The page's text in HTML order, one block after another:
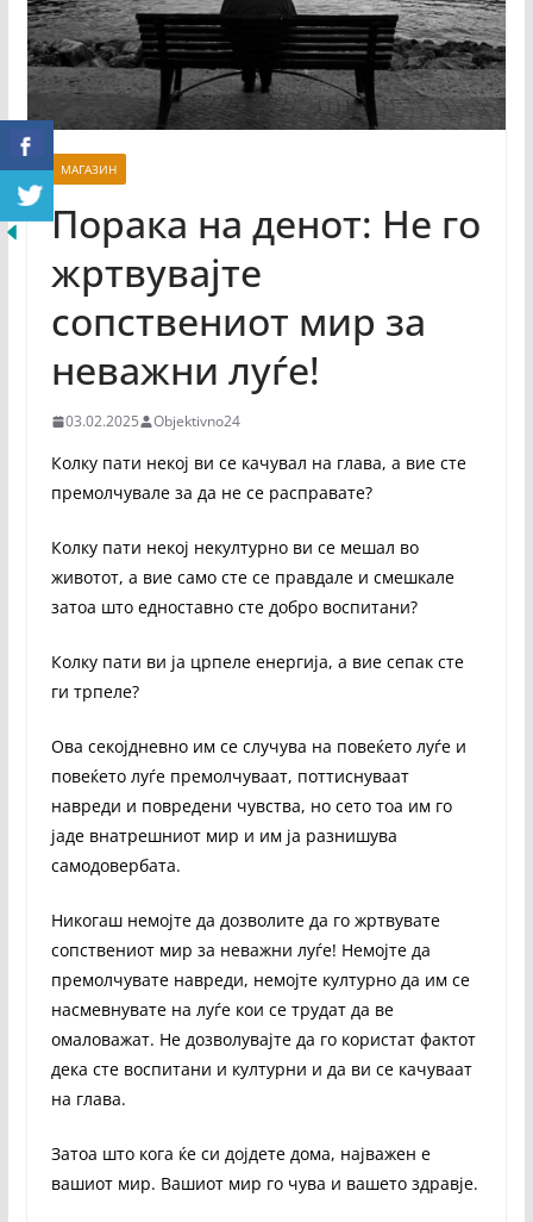
МАГАЗИН
Порака на денот: Не го
жртвувајте
сопствениот мир за
неважни луѓе!
03.02.2025 Objektivno24
Колку пати некој ви се качувал на глава, а вие сте
премолчувале за да не се расправате?
Колку пати некој некултурно ви се мешал во
животот, а вие само сте се правдале и смешкале
затоа што едноставно сте добро воспитани?
Колку пати ви ја црпеле енергија, а вие сепак сте
ги трпеле?
Ова секојдневно им се случува на повеќето луѓе и
повеќето луѓе премолчуваат, поттиснуваат
навреди и повредени чувства, но сето тоа им го
јаде внатрешниот мир и им ја разнишува
самодовербата.
Никогаш немојте да дозволите да го жртвувате
сопствениот мир за неважни луѓе! Немојте да
премолчувате навреди, немојте културно да им се
насмевнувате на луѓе кои се трудат да ве
омаловажат. Не дозволувајте да го користат фактот
дека сте воспитани и културни и да ви се качуваат
на глава.
Затоа што кога ќе си дојдете дома, најважен е
вашиот мир. Вашиот мир го чува и вашето здравје.